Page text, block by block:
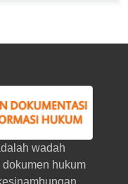
wadah
hukum